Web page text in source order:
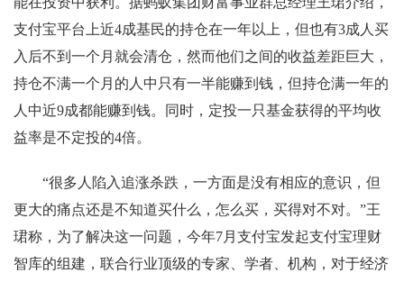
支付宝平台上近4成基民的持仓在一年以上，但也有3成人买
入后不到一个月就会清仓，然而他们之间的收益差距巨大，
持仓不满一个月的人中只有一半能赚到钱，但持仓满一年的
人中近9成都能赚到钱。同时，定投一只基金获得的平均收
益率是不定投的4倍。
“很多人陷入追涨杀跌，一方面是没有相应的意识，但
更大的痛点还是不知道买什么，怎么买，买得对不对。”王
珺称，为了解决这一问题，今年7月支付宝发起支付宝理财
智库的组建，联合行业顶级的专家、学者、机构，对于经济